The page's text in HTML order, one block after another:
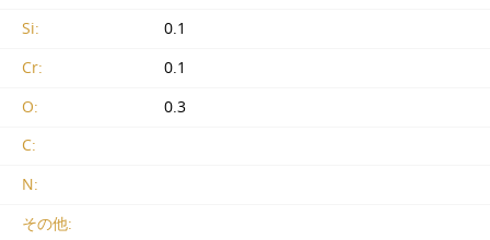
Si:
0.1
Cr:
0.1
O:
0.3
C:
N:
その他: